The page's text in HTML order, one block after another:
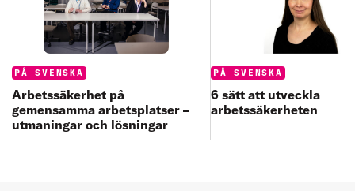
Categories:
PÅ SVENSKA
Arbetssäkerhet på
gemensamma arbetsplatser –
utmaningar och lösningar
Categories:
PÅ SVENSKA
6 sätt att utveckla
arbetssäkerheten